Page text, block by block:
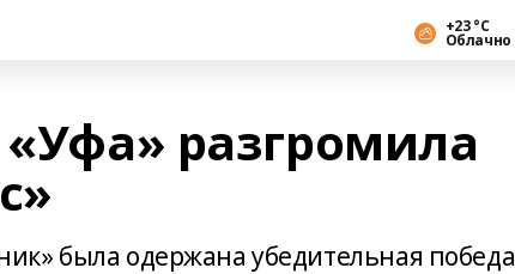
+23 °С
Облачно
разгромила
была одержана убедительная победа